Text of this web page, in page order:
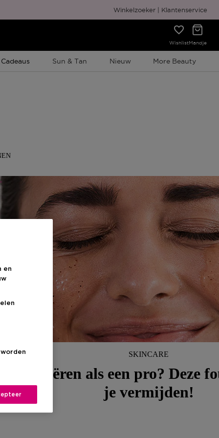
Winkelzoeker Klantenservice
WishlistMandje
Sun & Tan Nieuw More Beauty
SKINCARE
Exfoliëren als een pro? Deze
je vermijden!
en